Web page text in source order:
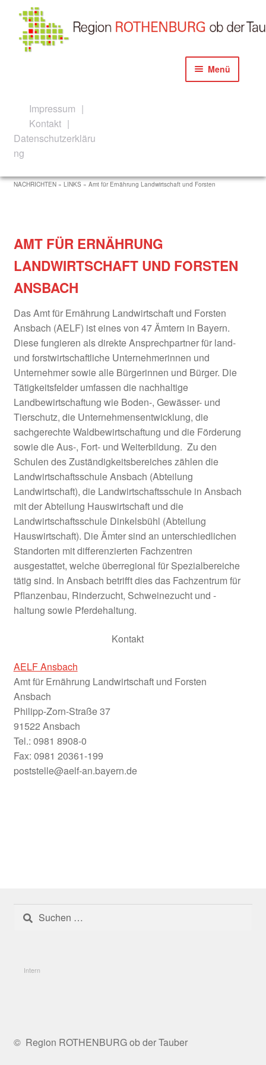
Menü
Akteure der Konzeption und Umsetzung
Newsletter Anmeldeanfrage
Amt für Ernährung Landwirtschaft und Forsten
Amt für Ländliche Entwicklung Mittelfranken
Anregungen
Beispiele aus der Praxis
Betreibermodelle
Bürgerbus Region Rothenburg
Das Regionalbudget
Der Weg zur Hausarztpraxis
Die Untersuchungsregionen
Fazit
Fördermöglichkeiten und Programme
Förderung
Frankenhöhe Lamm
Geförderte Projekte 2020
Umgesetzte Projekte 2023
Impressum
Kontakt
Datenschutzerkläru
ng
NACHRICHTEN » LINKS » Amt für Ernährung Landwirtschaft und Forsten
AMT FÜR ERNÄHRUNG
LANDWIRTSCHAFT UND FORSTEN
ANSBACH
Das Amt für Ernährung Landwirtschaft und Forsten
Ansbach (AELF) ist eines von 47 Ämtern in Bayern.
Diese fungieren als direkte Ansprechpartner für land-
und forstwirtschaftliche Unternehmerinnen und
Unternehmer sowie alle Bürgerinnen und Bürger. Die
Tätigkeitsfelder umfassen die nachhaltige
Landbewirtschaftung wie Boden-, Gewässer- und
Tierschutz, die Unternehmensentwicklung, die
sachgerechte Waldbewirtschaftung und die Förderung
sowie die Aus-, Fort- und Weiterbildung. Zu den
Schulen des Zuständigkeitsbereiches zählen die
Landwirtschaftsschule Ansbach (Abteilung
Landwirtschaft), die Landwirtschaftsschule in Ansbach
mit der Abteilung Hauswirtschaft und die
Landwirtschaftsschule Dinkelsbühl (Abteilung
Hauswirtschaft). Die Ämter sind an unterschiedlichen
Standorten mit differenzierten Fachzentren
ausgestattet, welche überregional für Spezialbereiche
tätig sind. In Ansbach betrifft dies das Fachzentrum für
Pflanzenbau, Rinderzucht, Schweinezucht und -
haltung sowie Pferdehaltung.
Kontakt
AELF Ansbach
Amt für Ernährung Landwirtschaft und Forsten
Ansbach
Philipp-Zorn-Straße 37
91522 Ansbach
Tel.: 0981 8908-0
Fax: 0981 20361-199
poststelle@aelf-an.bayern.de
Suchen
nach:
Intern
© Region ROTHENBURG ob der Tauber